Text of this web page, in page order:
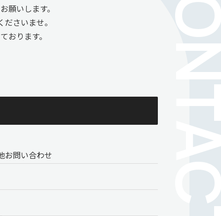
願いします。
さいませ。
おります。
お問い合わせ